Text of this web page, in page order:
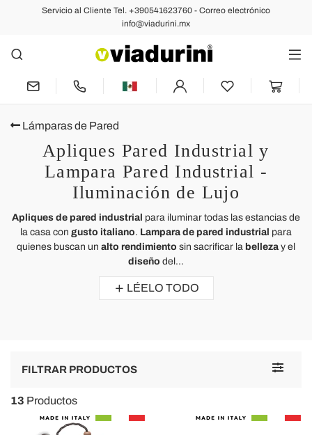
Servicio al Cliente Tel. +390541623760 - Correo electrónico
info@viadurini.mx
Lámparas de Pared
Apliques Pared Industrial y
Lampara Pared Industrial -
Iluminación de Lujo
Apliques de pared industrial para iluminar todas las estancias de
la casa con gusto italiano. Lampara de pared industrial para
quienes buscan un alto rendimiento sin sacrificar la belleza y el
diseño del...
LÉELO TODO
Toggle
FILTRAR PRODUCTOS
13 Productos